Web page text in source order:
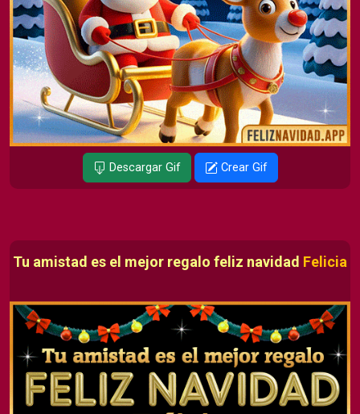
Descargar Gif Crear Gif
Tu amistad es el mejor regalo feliz navidad Felicia